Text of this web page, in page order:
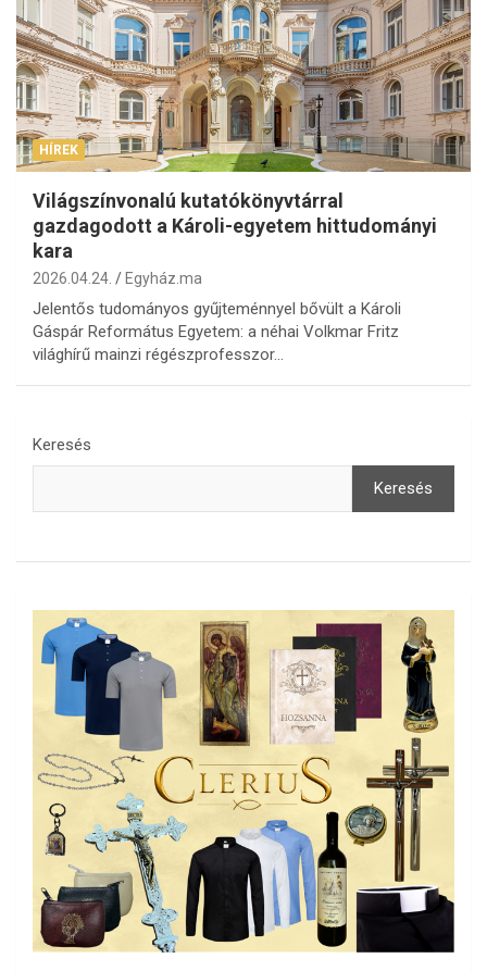
HÍREK
Világszínvonalú kutatókönyvtárral
gazdagodott a Károli-egyetem hittudományi
kara
2026.04.24. Egyház.ma
Jelentős tudományos gyűjteménnyel bővült a Károli
Gáspár Református Egyetem: a néhai Volkmar Fritz
világhírű mainzi régészprofesszor…
Keresés
Keresés